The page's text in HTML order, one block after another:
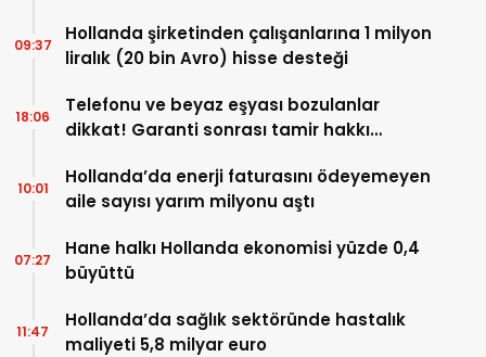
Hollanda şirketinden çalışanlarına 1 milyon
liralık (20 bin Avro) hisse desteği
09:37
Telefonu ve beyaz eşyası bozulanlar
dikkat! Garanti sonrası tamir hakkı
18:06
Hollanda’da enerji faturasını ödeyemeyen
aile sayısı yarım milyonu aştı
10:01
Hane halkı Hollanda ekonomisi yüzde 0,4
büyüttü
07:27
Hollanda’da sağlık sektöründe hastalık
maliyeti 5,8 milyar euro
11:47